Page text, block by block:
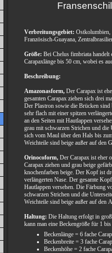
Verbreitungsgebiet: Ostkolumbien,
Französisch-Guayana,
Größe: Bei Chelus fimbriata handelt
Carapaxlänge bis 50 cm, wobei es
Beschreibung:
Amazonasform, Der Carapax ist
gesamten Carapax ziehen sich drei
Der Plastron sowie die Brücken
sehr flach mit einer spitzen
an den Seiten mit Hautlappen
grau mit schwarzen Strichen und
sich vom Maul über den Hals bis
Weichteile sind beige außer auf den
Orinocoform, Der Carapax ist eher
Carapax ziehen und grau beige
knochenfarben beige. Der Kopf ist
verlängerten Nase. Der gesamte
Hautlappen versehen. Die Färbung
schwarzen Strichen und die
Weichteile sind beige außer auf den
Haltung: Die Haltung erfolgt in
kann man eine Beckengröße für 1
Beckenlänge = 6 fache
Beckenbreite = 3 fache
Beckenhöhe = 2 fache